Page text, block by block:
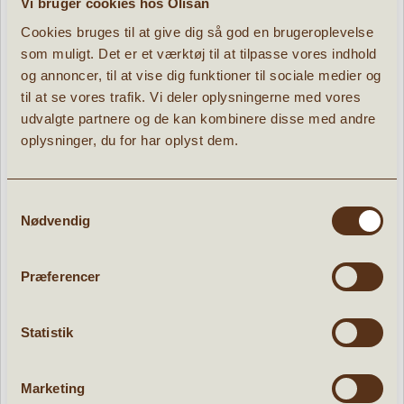
Vi bruger cookies hos Olisan
Cookies bruges til at give dig så god en brugeroplevelse
som muligt. Det er et værktøj til at tilpasse vores indhold
og annoncer, til at vise dig funktioner til sociale medier og
til at se vores trafik. Vi deler oplysningerne med vores
udvalgte partnere og de kan kombinere disse med andre
oplysninger, du for har oplyst dem.
Nødvendig
Præferencer
Statistik
Marketing
POPULÆRE PRODUKTER:
Tilbud